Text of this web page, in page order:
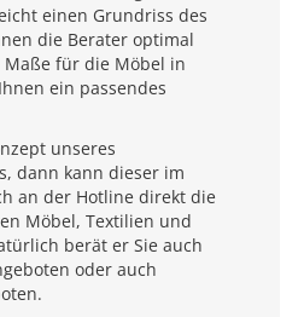
einen Grundriss des
die Berater optimal
für die Möbel in
ein passendes
unseres
dann kann dieser im
an der Hotline direkt die
Möbel, Textilien und
berät er Sie auch
oder auch